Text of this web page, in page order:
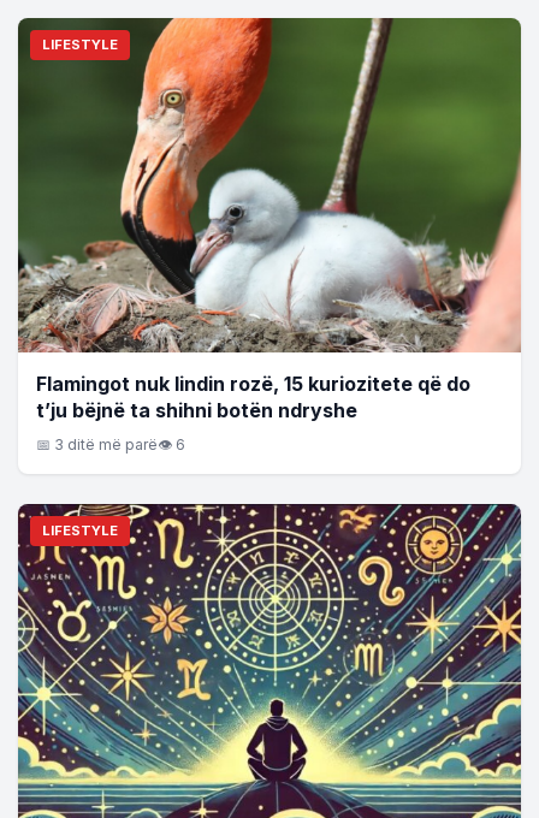
LIFESTYLE
Flamingot nuk lindin rozë, 15 kuriozitete që do
t’ju bëjnë ta shihni botën ndryshe
📅 3 ditë më parë👁 6
LIFESTYLE